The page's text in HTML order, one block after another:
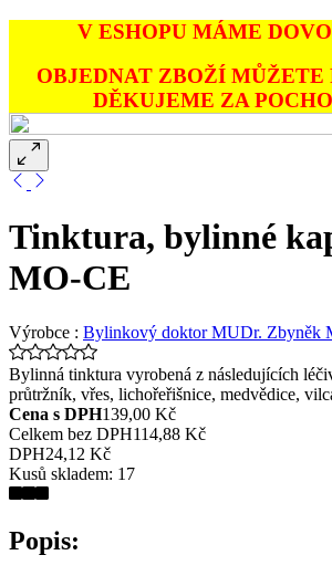
V ESHOPU MÁME
OBJEDNAT ZBOŽÍ MŮŽETE
DĚKUJEME ZA
Tinktura, bylinné
MO-CE
Výrobce : Bylinkový doktor MUDr. Zbyněk
Bylinná tinktura vyrobená z následujících
průtržník, vřes, lichořeřišnice, medvědice,
Cena s DPH139,00 Kč
Celkem bez DPH114,88 Kč
DPH24,12 Kč
Kusů skladem: 17
Popis: